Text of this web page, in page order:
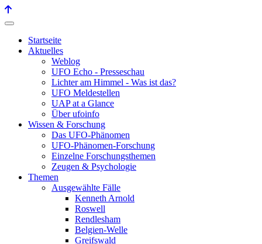
Startseite
Aktuelles
Weblog
UFO Echo - Presseschau
Lichter am Himmel - Was ist das?
UFO Meldestellen
UAP at a Glance
Über ufoinfo
Wissen & Forschung
Das UFO-Phänomen
UFO-Phänomen-Forschung
Einzelne Forschungsthemen
Zeugen & Psychologie
Themen
Ausgewählte Fälle
Kenneth Arnold
Roswell
Rendlesham
Belgien-Welle
Greifswald